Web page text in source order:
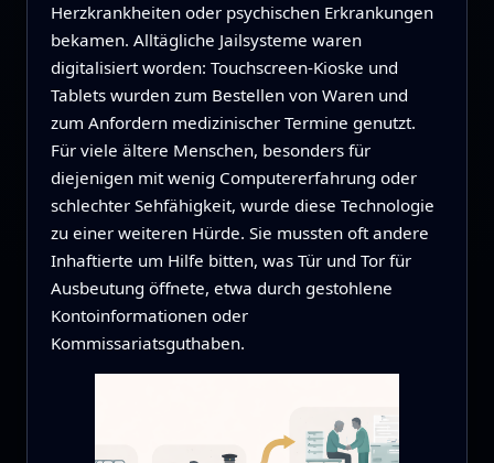
Herzkrankheiten oder psychischen Erkrankungen
bekamen. Alltägliche Jailsysteme waren
digitalisiert worden: Touchscreen-Kioske und
Tablets wurden zum Bestellen von Waren und
zum Anfordern medizinischer Termine genutzt.
Für viele ältere Menschen, besonders für
diejenigen mit wenig Computererfahrung oder
schlechter Sehfähigkeit, wurde diese Technologie
zu einer weiteren Hürde. Sie mussten oft andere
Inhaftierte um Hilfe bitten, was Tür und Tor für
Ausbeutung öffnete, etwa durch gestohlene
Kontoinformationen oder
Kommissariatsguthaben.